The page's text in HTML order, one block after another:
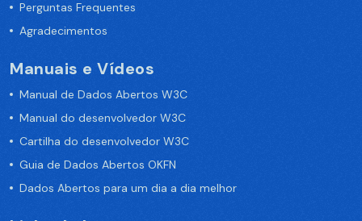
Perguntas Frequentes
Agradecimentos
Manuais e Vídeos
Manual de Dados Abertos W3C
Manual do desenvolvedor W3C
Cartilha do desenvolvedor W3C
Guia de Dados Abertos OKFN
Dados Abertos para um dia a dia melhor